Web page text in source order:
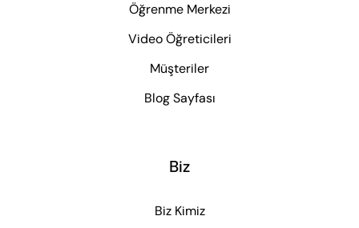
Öğrenme Merkezi
Video Öğreticileri
Müşteriler
Blog Sayfası
Biz
Biz Kimiz